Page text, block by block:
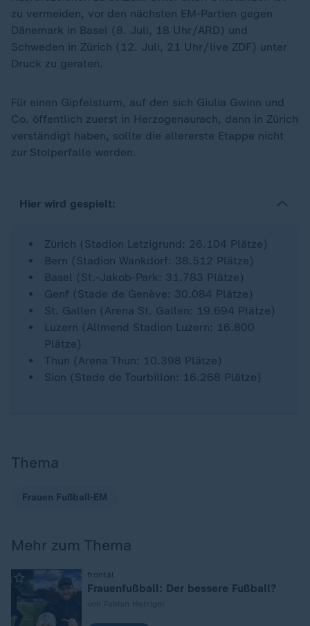
zu vermeiden, vor den nächsten EM-Partien gegen
Dänemark in Basel (8. Juli, 18 Uhr/ARD) und
Schweden in Zürich (12. Juli, 21 Uhr/live ZDF) unter
Druck zu geraten.
Für einen Gipfelsturm, auf den sich Giulia Gwinn und
Co. öffentlich zuerst in Herzogenaurach, dann in Zürich
verständigt haben, sollte die allererste Etappe nicht
zur Stolperfalle werden.
Hier wird gespielt:
Zürich (Stadion Letzigrund: 26.104 Plätze)
Bern (Stadion Wankdorf: 38.512 Plätze)
Basel (St.-Jakob-Park: 31.783 Plätze)
Genf (Stade de Genève: 30.084 Plätze)
St. Gallen (Arena St. Gallen: 19.694 Plätze)
Luzern (Allmend Stadion Luzern: 16.800
Plätze)
Thun (Arena Thun: 10.398 Plätze)
Sion (Stade de Tourbillon: 16.268 Plätze)
Thema
Frauen Fußball-EM
Mehr zum Thema
frontal
Frauenfußball: Der bessere Fußball?